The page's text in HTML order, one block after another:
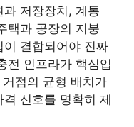
저장장치, 계통
택과 공장의 지붕
결합되어야 진짜
전 인프라가 핵심입
점의 균형 배치가
신호를 명확히 제